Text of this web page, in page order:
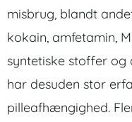
misbrug, blandt
kokain, amfetamin,
syntetiske stoffer og
har desuden stor
pilleafhængighed.